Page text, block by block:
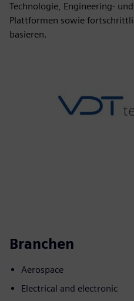
Technologie, Engineering-
Plattformen sowie
basieren.
Branchen
Aerospace
Electrical and electronic